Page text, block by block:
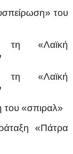
του
τη «Λαϊκή
τη «Λαϊκή
«σπιραλ»
«Πάτρα